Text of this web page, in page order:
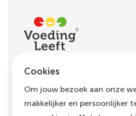
H.J.E. Wenckebachweg
1096 AM Amsterdam
info@voedingleeft.nl
Cookies
Om jouw bezoek aan onze
makkelijker en persoonlijker